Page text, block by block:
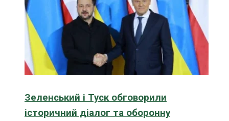
Зеленський і Туск обговорили
історичний діалог та оборонну